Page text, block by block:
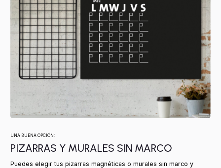
UNA BUENA OPCIÓN:
PIZARRAS Y MURALES SIN MARCO
Puedes elegir tus pizarras magnéticas o murales sin marco y